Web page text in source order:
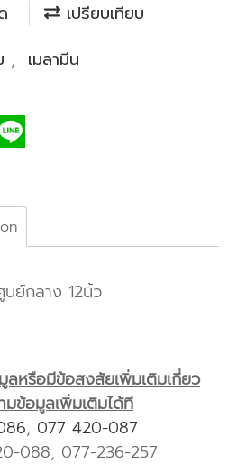
เปรียบเทียบ
, เมลามีน
ย์กลาง 12นิ้ว
หรือมีข้อสงสัยเพิ่มเติมเกี่ยว
ข้อมูลเพิ่มเติมได้ที
, 077 420-087
088, 077-236-257